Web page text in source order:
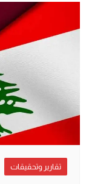
تقارير وتحقيقات